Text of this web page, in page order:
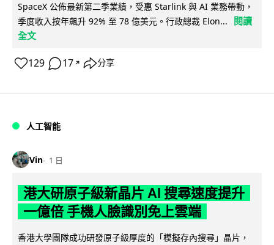
SpaceX 公佈最新第二季業績，受惠 Starlink 與 AI 業務帶動，
季度收入按年飆升 92% 至 78 億美元。行政總裁 Elon...
閱讀
全文
129 17 ↗ 分享
人工智能
Vin 1 日
港大研原子級新晶片 AI 搜尋速度提升
一億倍 手機人臉識別免上雲端
香港大學團隊成功研發原子級厚度的「模擬存內搜尋」晶片，